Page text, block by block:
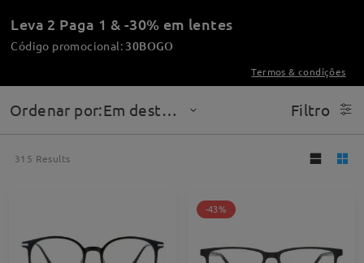
Leva 2 Paga 1 & -30% em lentes
Código promocional: 30BOGO
Termos & condições
Ordenar por:Em destaque Filtro
315 Results
-43%